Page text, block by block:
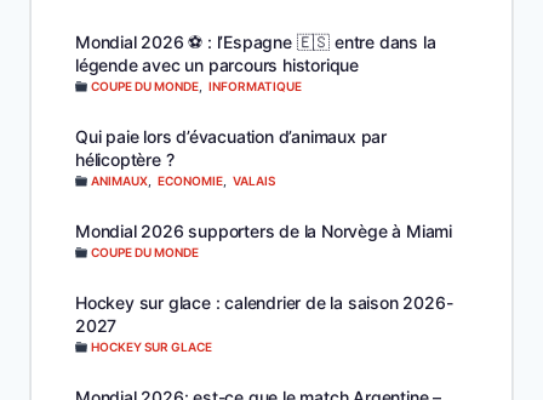
Mondial 2026 ⚽️ : l’Espagne 🇪🇸 entre dans la
légende avec un parcours historique
COUPE DU MONDE INFORMATIQUE
Qui paie lors d’évacuation d’animaux par
hélicoptère ?
ANIMAUX ECONOMIE VALAIS
Mondial 2026 supporters de la Norvège à Miami
COUPE DU MONDE
Hockey sur glace : calendrier de la saison 2026-
2027
HOCKEY SUR GLACE